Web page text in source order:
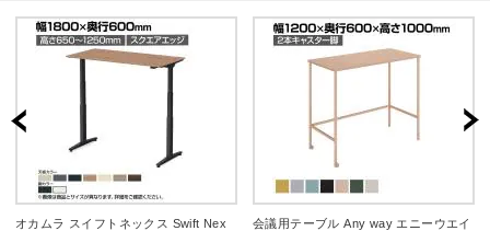
オカムラ スイフトネックス Swift Nex
会議用テーブル Any way エニーウエイ